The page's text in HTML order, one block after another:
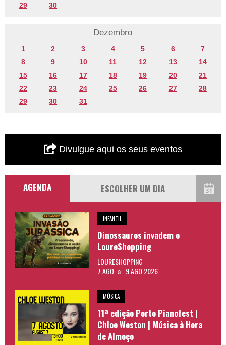
29
30
Dezembro
1 2 3 4 5 6
7
8
9 10 11 12 13
14
15
16 17 18 19 20
21
22
23 24 25 26 27
28
29
30 31
Divulgue aqui os seus eventos
AGENDA
INFANTIL
Dinossauros invadem o
LoureShopping
LOURESHOPPING
7 AGO a 9 AGO 2026
MÚSICA
11ª edição Porto Pianofest |
Chloe Weston | Música à Hora
de Almoço